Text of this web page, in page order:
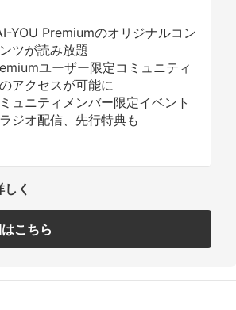
YOU Premiumのオリジナルコン
ツが読み放題
ユーザー限定コミュニティ
アクセスが可能に
ュニティメンバー限定イベント
ジオ配信、先行特典も
く
こちら